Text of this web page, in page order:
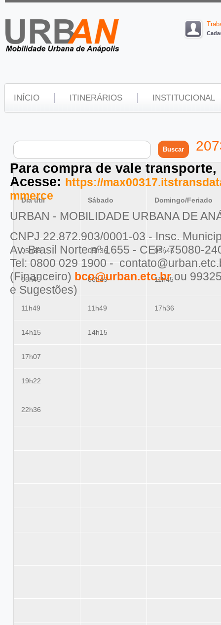
INÍCIO ITINERÁRIOS INSTITUCIONAL
Dia útil Sábado Domingo/Feriado
05h38 05h36 05h45
06h45 06h49 11h45
11h49 11h49 17h36
14h15 14h15
17h07
19h22
22h36
Para compra de vale transporte,
Acesse: https://
mmerce
URBAN - MOBILIDADE URBANA DE
CNPJ 22.872.903/0001-03 - Insc.
Av. Brasil Norte nº 1655 - CEP: 75080-
Tel: 0800 029 1900 -
(Financeiro) bco@urban.etc.brou
e Sugestões)